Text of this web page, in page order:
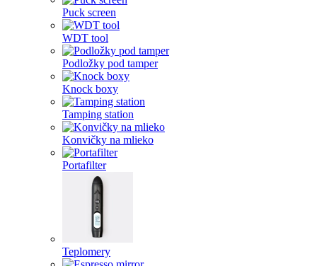
Puck screen
WDT tool
Podložky pod tamper
Knock boxy
Tamping station
Konvičky na mlieko
Portafilter
Teplomery